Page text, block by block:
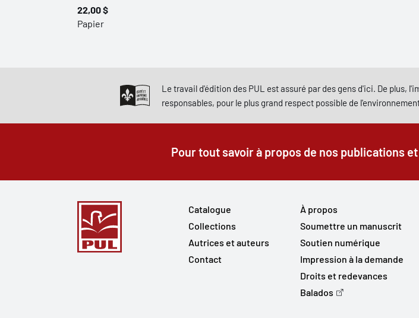
22,00 $
Papier
Le travail d'édition des PUL est assuré par des gens d'ici. De plus,
responsables, pour le plus grand respect possible de
Pour tout savoir à propos de nos publications
Catalogue
Collections
Autrices et auteurs
Contact
À propos
Soumettre un manuscrit
Soutien numérique
Impression à la demande
Droits et redevances
Balados